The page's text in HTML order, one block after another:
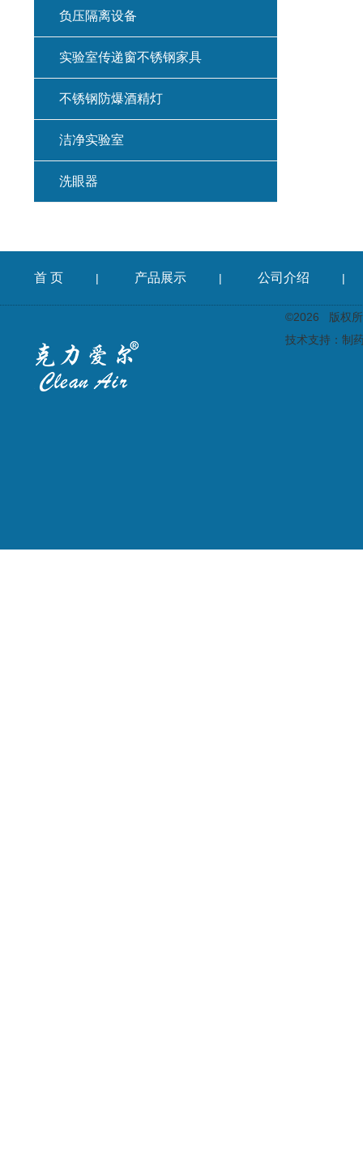
负压隔离设备
实验室传递窗不锈钢家具
不锈钢防爆酒精灯
洁净实验室
洗眼器
首 页 | 产品展示 | 公司介绍 |
©2026 版权所
技术支持： 制